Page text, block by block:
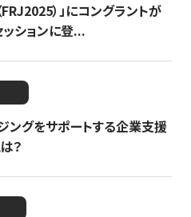
FRJ2025）」にコングラントが
ションに登...
ングをサポートする企業支援
？